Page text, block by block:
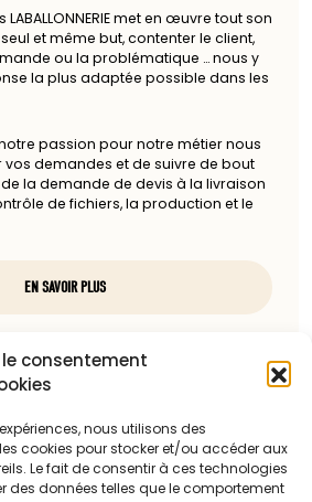
le consentement
nous utilisons des
cookies pour stocker et/ou accéder aux
Le fait de consentir à ces technologies
des données telles que le comportement
met en œuvre tout son
et même but, contenter le client,
ou la problématique … nous y
la plus adaptée possible dans les
passion pour notre métier nous
vos demandes et de suivre de bout
la demande de devis à la livraison
de fichiers, la production et le
EN SAVOIR PLUS